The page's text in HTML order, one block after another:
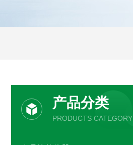
产品分类
PRODUCTS CATEGORY